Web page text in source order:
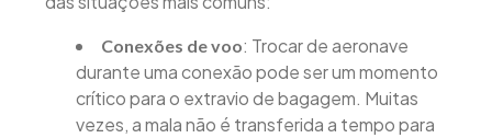
Conexões de voo: Trocar de aeronave
durante uma conexão pode ser um momento
crítico para o extravio de bagagem. Muitas
vezes, a mala não é transferida a tempo para